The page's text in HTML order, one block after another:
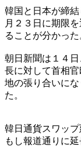
韓国と日本が締
月２３日に期限
ることが分かった
朝日新聞は１４
長に対して首相
地の張り合いに
た。
韓日通貨スワッ
もし報道通りに